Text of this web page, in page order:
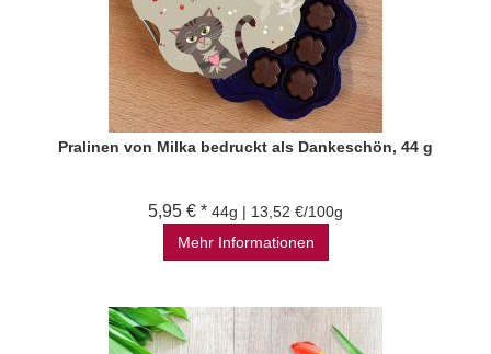
Pralinen von Milka bedruckt als Dankeschön, 44 g
5,95 € * 44g | 13,52 €/100g
Mehr Informationen